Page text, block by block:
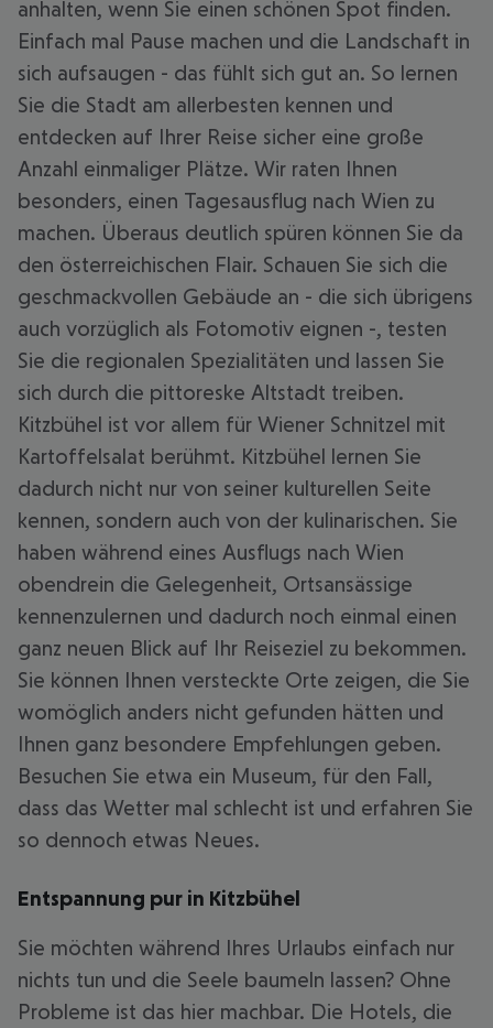
anhalten, wenn Sie einen schönen Spot finden.
Einfach mal Pause machen und die Landschaft in
sich aufsaugen - das fühlt sich gut an. So lernen
Sie die Stadt am allerbesten kennen und
entdecken auf Ihrer Reise sicher eine große
Anzahl einmaliger Plätze. Wir raten Ihnen
besonders, einen Tagesausflug nach Wien zu
machen. Überaus deutlich spüren können Sie da
den österreichischen Flair. Schauen Sie sich die
geschmackvollen Gebäude an - die sich übrigens
auch vorzüglich als Fotomotiv eignen -, testen
Sie die regionalen Spezialitäten und lassen Sie
sich durch die pittoreske Altstadt treiben.
Kitzbühel ist vor allem für Wiener Schnitzel mit
Kartoffelsalat berühmt. Kitzbühel lernen Sie
dadurch nicht nur von seiner kulturellen Seite
kennen, sondern auch von der kulinarischen. Sie
haben während eines Ausflugs nach Wien
obendrein die Gelegenheit, Ortsansässige
kennenzulernen und dadurch noch einmal einen
ganz neuen Blick auf Ihr Reiseziel zu bekommen.
Sie können Ihnen versteckte Orte zeigen, die Sie
womöglich anders nicht gefunden hätten und
Ihnen ganz besondere Empfehlungen geben.
Besuchen Sie etwa ein Museum, für den Fall,
dass das Wetter mal schlecht ist und erfahren Sie
so dennoch etwas Neues.
Entspannung pur in Kitzbühel
Sie möchten während Ihres Urlaubs einfach nur
nichts tun und die Seele baumeln lassen? Ohne
Probleme ist das hier machbar. Die Hotels, die